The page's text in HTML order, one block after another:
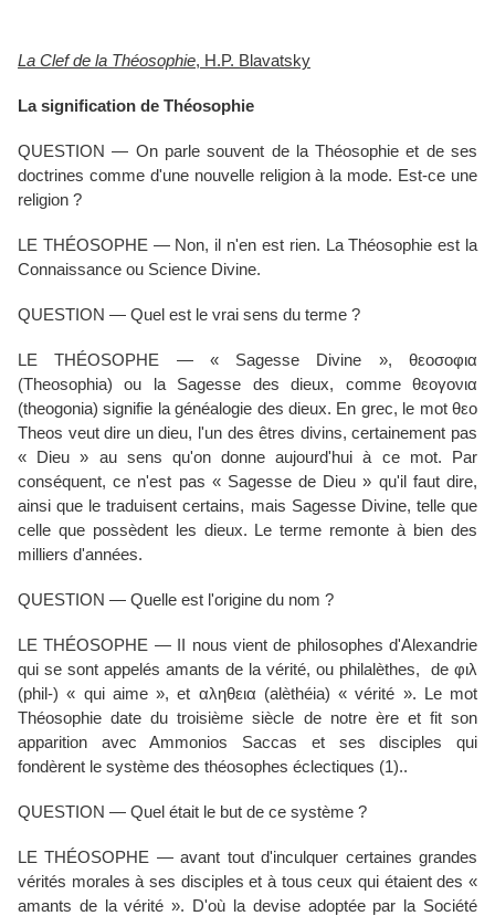
La Clef de la Théosophie, H.P. Blavatsky
La signification de Théosophie
QUESTION — On parle souvent de la Théosophie et de ses
doctrines comme d'une nouvelle religion à la mode. Est-ce une
religion ?
LE THÉOSOPHE — Non, il n'en est rien. La Théosophie est la
Connaissance ou Science Divine.
QUESTION — Quel est le vrai sens du terme ?
LE THÉOSOPHE — « Sagesse Divine », θεοσοφια
(Theosophia) ou la Sagesse des dieux, comme θεογονια
(theogonia) signifie la généalogie des dieux. En grec, le mot θεο
Theos veut dire un dieu, l'un des êtres divins, certainement pas
« Dieu » au sens qu'on donne aujourd'hui à ce mot. Par
conséquent, ce n'est pas « Sagesse de Dieu » qu'il faut dire,
ainsi que le traduisent certains, mais Sagesse Divine, telle que
celle que possèdent les dieux. Le terme remonte à bien des
milliers d'années.
QUESTION — Quelle est l'origine du nom ?
LE THÉOSOPHE — II nous vient de philosophes d'Alexandrie
qui se sont appelés amants de la vérité, ou philalèthes, de φιλ
(phil-) « qui aime », et αληθεια (alèthéia) « vérité ». Le mot
Théosophie date du troisième siècle de notre ère et fit son
apparition avec Ammonios Saccas et ses disciples qui
fondèrent le système des théosophes éclectiques (1)..
QUESTION — Quel était le but de ce système ?
LE THÉOSOPHE — avant tout d'inculquer certaines grandes
vérités morales à ses disciples et à tous ceux qui étaient des «
amants de la vérité ». D'où la devise adoptée par la Société